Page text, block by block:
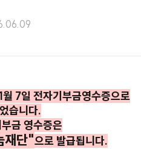
7일 전자기부금영수증으로
습니다.
금 영수증은
재단"으로 발급됩니다.